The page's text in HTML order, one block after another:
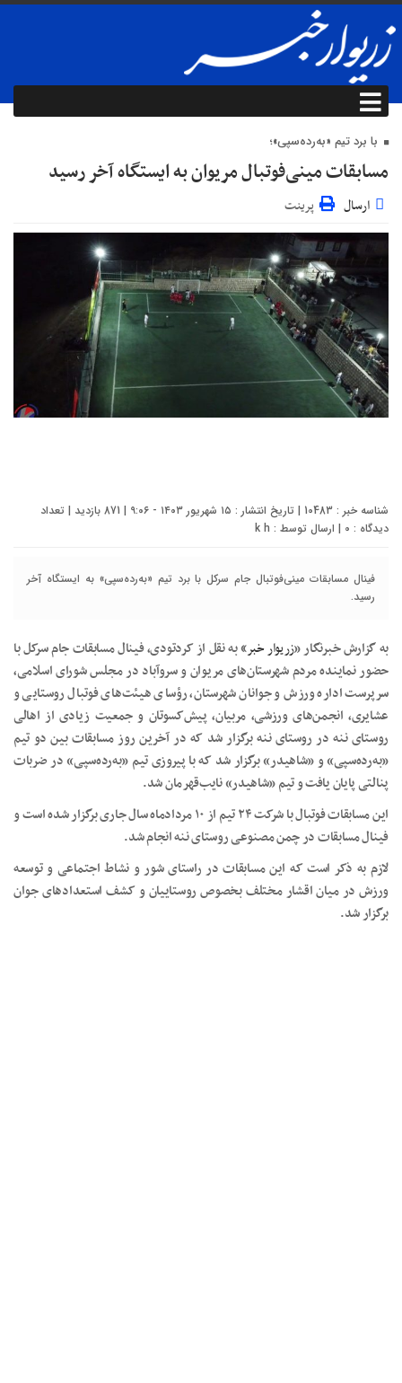
با برد تیم «به‌رده‌سپی»؛
مسابقات مینی‌فوتبال مریوان به ایستگاه آخر رسید
ارسال پرینت
شناسه خبر : 10483 | تاریخ انتشار : ۱۵ شهریور ۱۴۰۳ - ۹:۰۶ | 871 بازدید | تعداد
دیدگاه : 0 | ارسال توسط : k h
فینال مسابقات مینی‌فوتبال جام سرکل با برد تیم «به‌رده‌سپی» به ایستگاه آخر
رسید.
به گزارش خبرنگار «زریوار خبر»به نقل از کردتودی، فینال مسابقات جام سرکل با
حضور نماینده مردم شهرستان‌های مریوان و سروآباد در مجلس شورای اسلامی،
سرپرست اداره ورزش و جوانان شهرستان، رؤسای هیئت‌های فوتبال روستایی و
عشایری، انجمن‌های ورزشی، مربیان، پیش‌کسوتان و جمعیت زیادی از اهالی
روستای ننه در روستای ننه برگزار شد که در آخرین روز مسابقات بین دو تیم
«به‌رده‌سپی» و «شاهیدر» برگزار شد که با پیروزی تیم «به‌رده‌سپی» در ضربات
پنالتی پایان یافت و تیم «شاهیدر» نایب‌قهرمان شد.
این مسابقات فوتبال با شرکت ۲۴ تیم از ۱۰ مردادماه سال جاری برگزار شده است و
فینال مسابقات در چمن مصنوعی روستای ننه انجام شد.
لازم به ذکر است که این مسابقات در راستای شور و نشاط اجتماعی و توسعه
ورزش در میان اقشار مختلف بخصوص روستاییان و کشف استعدادهای جوان
برگزار شد.